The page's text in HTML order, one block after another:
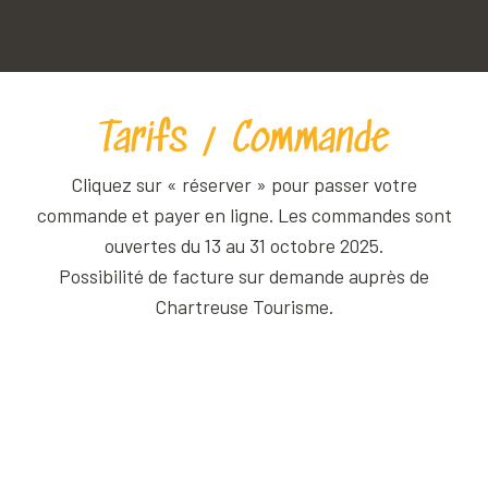
Tarifs / Commande
Cliquez sur « réserver » pour passer votre
commande et payer en ligne. Les commandes sont
ouvertes du 13 au 31 octobre 2025.
Possibilité de facture sur demande auprès de
Chartreuse Tourisme.